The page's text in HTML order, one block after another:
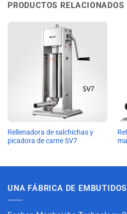
PRODUCTOS RELACIONADOS
Rellenadora de salchichas y
picadora de carne SV7
UNA FÁBRICA DE EMBUTIDOS